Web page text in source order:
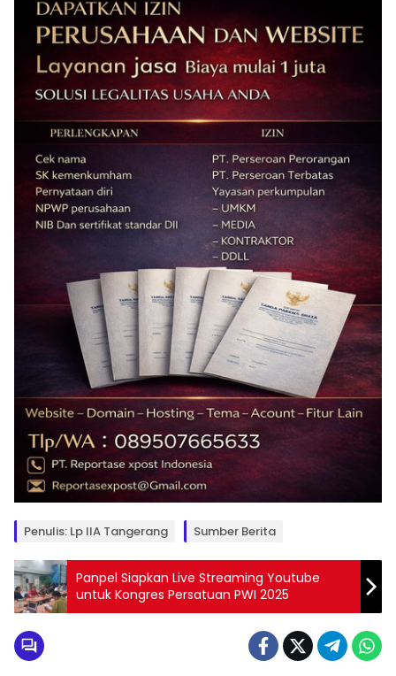
Penulis: Lp IIA Tangerang Sumber Berita
Panpel Siapkan Live Streaming Youtube
untuk Kongres Persatuan PWI 2025